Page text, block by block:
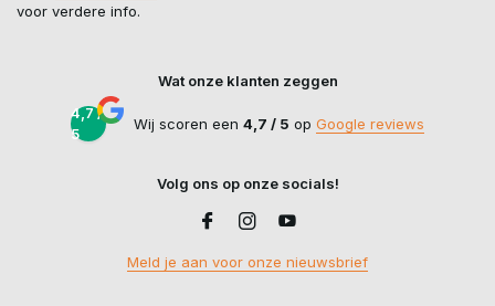
voor verdere info.
Wat onze klanten zeggen
4,7 /
5
Wij scoren een 4,7 / 5 op Google reviews
Volg ons op onze socials!
Meld je aan voor onze nieuwsbrief